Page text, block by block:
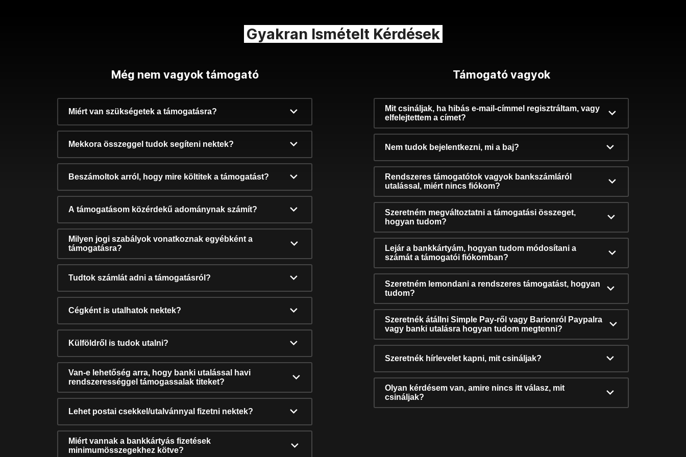
Gyakran Ismételt Kérdések
Még nem vagyok támogató
Miért van szükségetek a támogatásra?
Mekkora összeggel tudok segíteni nektek?
Beszámoltok arról, hogy mire költitek a támogatást?
A támogatásom közérdekű adománynak számít?
Milyen jogi szabályok vonatkoznak egyébként a
támogatásra?
Tudtok számlát adni a támogatásról?
Cégként is utalhatok nektek?
Külföldről is tudok utalni?
Van-e lehetőség arra, hogy banki utalással havi
rendszerességgel támogassalak titeket?
Lehet postai csekkel/utalvánnyal fizetni nektek?
Miért vannak a bankkártyás fizetések
minimumösszegekhez kötve?
Támogató vagyok
Mit csináljak, ha hibás e-mail-címmel regisztráltam, vagy
elfelejtettem a címet?
Nem tudok bejelentkezni, mi a baj?
Rendszeres támogatótok vagyok bankszámláról
utalással, miért nincs fiókom?
Szeretném megváltoztatni a támogatási összeget,
hogyan tudom?
Lejár a bankkártyám, hogyan tudom módosítani a
számát a támogatói fiókomban?
Szeretném lemondani a rendszeres támogatást, hogyan
tudom?
Szeretnék átállni Simple Pay-ről vagy Barionról Paypalra
vagy banki utalásra hogyan tudom megtenni?
Szeretnék hírlevelet kapni, mit csináljak?
Olyan kérdésem van, amire nincs itt válasz, mit
csináljak?